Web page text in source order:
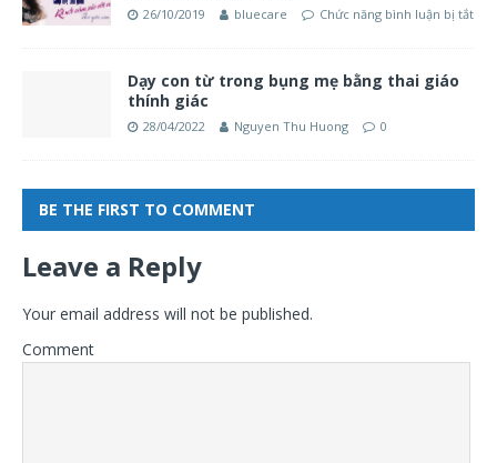
26/10/2019 bluecare Chức năng bình luận bị tắt
Dạy con từ trong bụng mẹ bằng thai giáo
thính giác
28/04/2022 Nguyen Thu Huong 0
BE THE FIRST TO COMMENT
Leave a Reply
Your email address will not be published.
Comment